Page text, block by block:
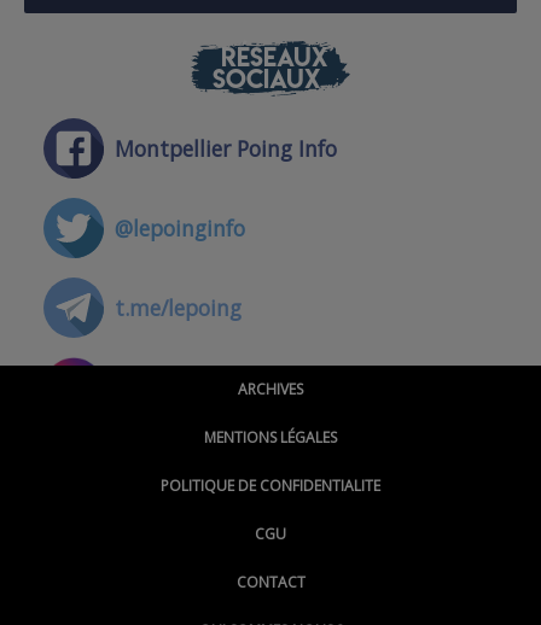
RÉSEAUX
SOCIAUX
Montpellier Poing Info
@lepoinginfo
t.me/lepoing
@montpellierpoinginfo
@LePoingMontpellier
ARCHIVES
MENTIONS LÉGALES
POLITIQUE DE CONFIDENTIALITE
CGU
CONTACT